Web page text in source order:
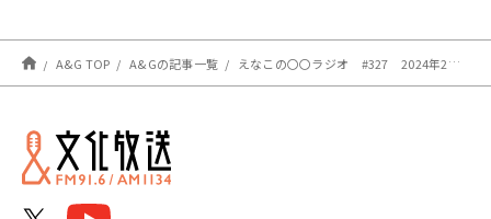
A&G TOP A&Gの記事一覧 えなこの〇〇ラジオ #327 2024年2月18日放送分 感想